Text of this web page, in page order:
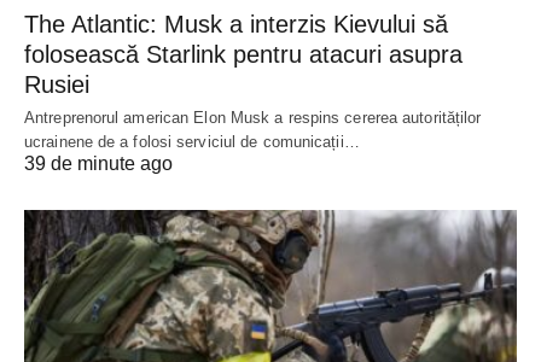
The Atlantic: Musk a interzis Kievului să
folosească Starlink pentru atacuri asupra
Rusiei
Antreprenorul american Elon Musk a respins cererea autorităților
ucrainene de a folosi serviciul de comunicații…
39 de minute ago